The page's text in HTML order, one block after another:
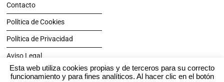
Contacto
Política de Cookies
Política de Privacidad
Aviso Legal
SÍGUENOS
Esta web utiliza cookies propias y de terceros para su correcto
funcionamiento y para fines analíticos. Al hacer clic en el botón